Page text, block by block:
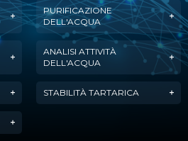
PURIFICAZIONE
DELL'ACQUA
ANALISI ATTIVITÀ
DELL'ACQUA
STABILITÀ TARTARICA